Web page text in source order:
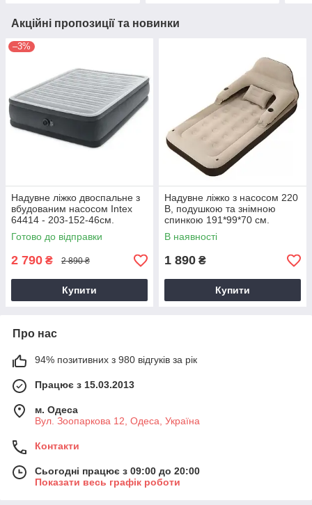
Акційні пропозиції та новинки
–3%
Надувне ліжко двоспальне з
вбудованим насосом Intex
64414 - 203-152-46см.
Вбудований ел. насос 220В.
Готово до відправки
2 790 ₴ 2 890 ₴
Купити
Надувне ліжко з насосом 220
В, подушкою та знімною
спинкою 191*99*70 см.
Односпальний.
В наявності
1 890 ₴
Купити
Про нас
94% позитивних з 980 відгуків за рік
Працює з 15.03.2013
м. Одеса
Вул. Зоопаркова 12, Одеса, Україна
Контакти
Сьогодні працює з 09:00 до 20:00
Показати весь графік роботи